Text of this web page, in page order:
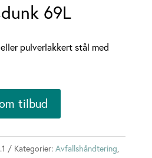
69L
pulverlakkert stål med
tilbud
Kategorier: Avfallshåndtering,